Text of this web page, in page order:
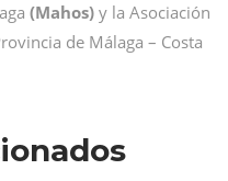
(Mahos) y la Asociación
de Málaga – Costa